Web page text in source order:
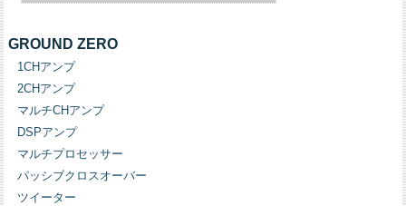
GROUND ZERO
1CHアンプ
2CHアンプ
マルチCHアンプ
DSPアンプ
マルチプロセッサー
パッシブクロスオーバー
ツイーター